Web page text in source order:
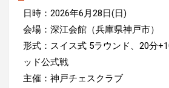
日時：2026年6月28日(日)
会場：深江会館（兵庫県神戸市）
形式：スイス式 5ラウンド、20分
ッド公式戦
主催：神戸チェスクラブ